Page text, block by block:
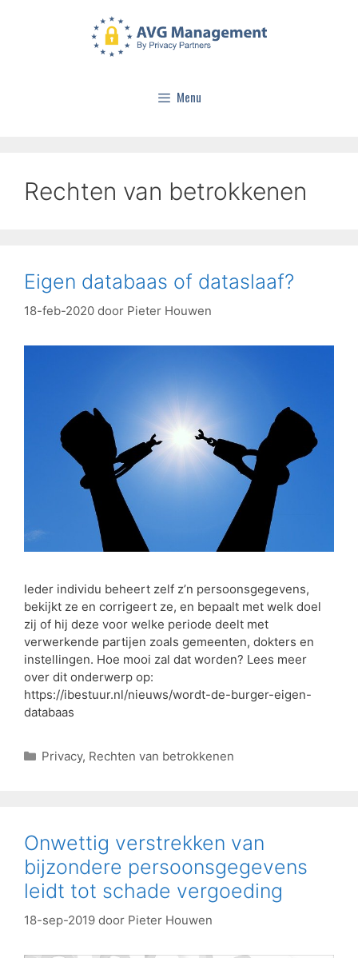
Menu
Rechten van betrokkenen
Eigen databaas of dataslaaf?
18-feb-2020 door Pieter Houwen
Ieder individu beheert zelf z’n persoonsgegevens,
bekijkt ze en corrigeert ze, en bepaalt met welk doel
zij of hij deze voor welke periode deelt met
verwerkende partijen zoals gemeenten, dokters en
instellingen. Hoe mooi zal dat worden? Lees meer
over dit onderwerp op:
https://ibestuur.nl/nieuws/wordt-de-burger-eigen-
databaas
Privacy, Rechten van betrokkenen
Onwettig verstrekken van
bijzondere persoonsgegevens
leidt tot schade vergoeding
18-sep-2019 door Pieter Houwen